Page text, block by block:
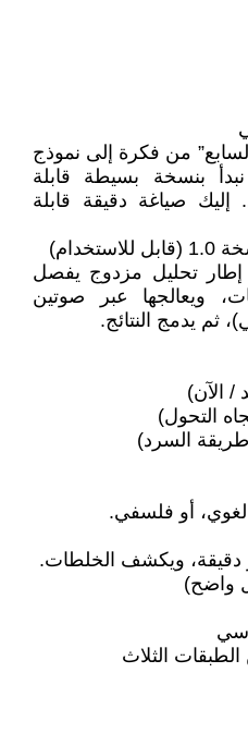
من فكرة إلى نموذج
بنسخة بسيطة قابلة
إليك صياغة دقيقة قابلة
إطار تحليل مزدوج يفصل
ويعالجها عبر صوتين
ثم يدمج النتائج.
/ الآن)
التحول)
السرد)
أو فلسفي.
دقيقة، ويكشف الخلطات.